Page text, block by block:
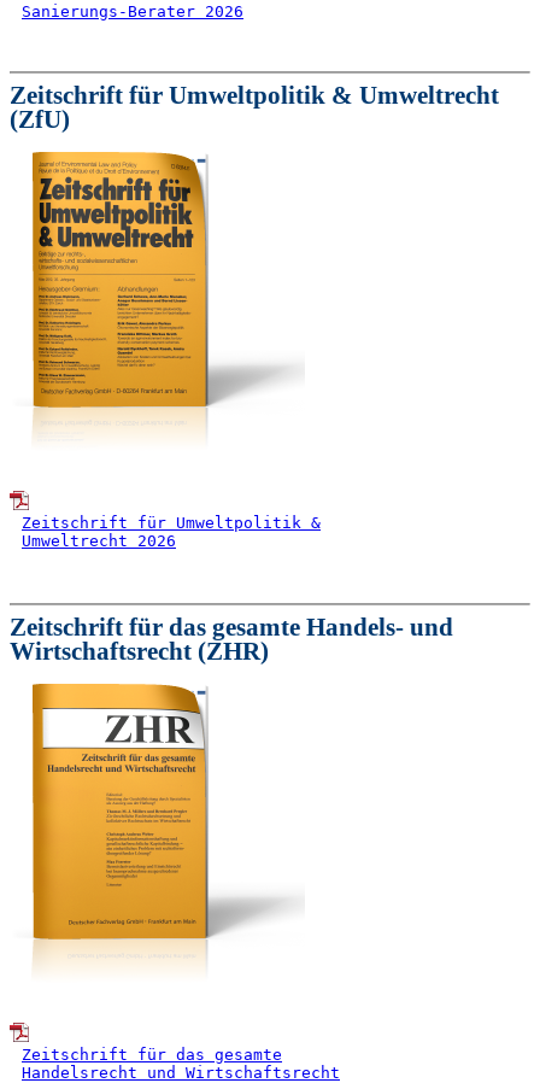
Sanierungs-Berater 2026
Zeitschrift für Umweltpolitik & Umweltrecht
(ZfU)
Zeitschrift für Umweltpolitik &
Umweltrecht 2026
Zeitschrift für das gesamte Handels- und
Wirtschaftsrecht (ZHR)
Zeitschrift für das gesamte
Handelsrecht und Wirtschaftsrecht